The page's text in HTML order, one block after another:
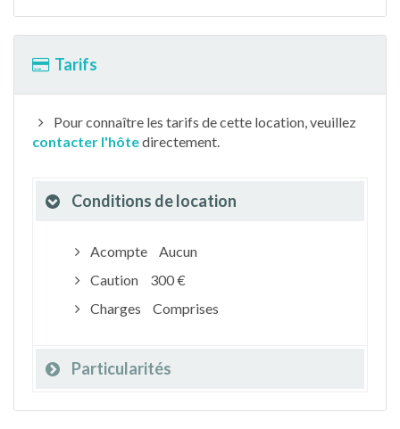
Tarifs
Pour connaître les tarifs de cette location, veuillez
contacter l'hôtedirectement.
Conditions de location
Acompte
Aucun
Caution
300 €
Charges
Comprises
Particularités